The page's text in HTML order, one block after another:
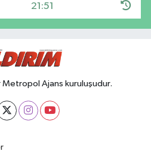
21:51
Metropol Ajans kuruluşudur.